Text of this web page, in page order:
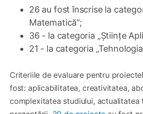
26 au fost înscrise la
Matematică”;
36 - la categoria „Științe
21 - la categoria
Criteriile de evaluare pentru
fost: aplicabilitatea, creativitatea,
complexitatea studiului, actualitatea